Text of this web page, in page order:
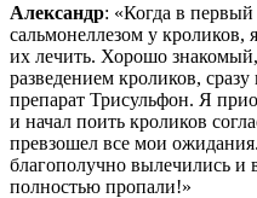
Александр: «Когда в первый
сальмонеллезом у кроликов,
их лечить. Хорошо
разведением кроликов, сразу
препарат Трисульфон. Я
и начал поить кроликов
превзошел все мои
благополучно вылечились и
полностью пропали!»